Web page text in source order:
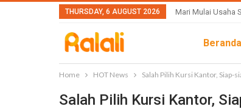
THURSDAY, 6 AUGUST 2026 Mari Mulai Usaha
Beranda
Home HOT News Salah Pilih Kursi Kantor, Siap-
Salah Pilih Kursi Kantor,